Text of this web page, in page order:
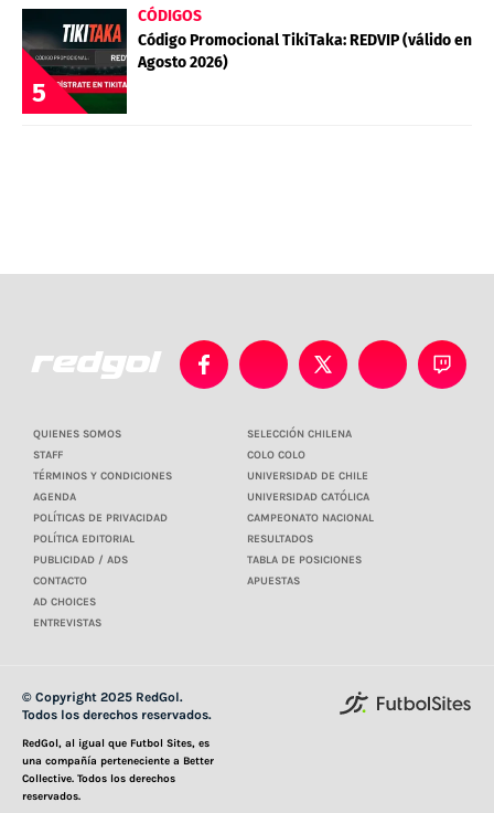
5
CÓDIGOS
Código Promocional TikiTaka: REDVIP (válido en
Agosto 2026)
QUIENES SOMOS
STAFF
TÉRMINOS Y CONDICIONES
AGENDA
POLÍTICAS DE PRIVACIDAD
POLÍTICA EDITORIAL
PUBLICIDAD / ADS
CONTACTO
AD CHOICES
ENTREVISTAS
SELECCIÓN CHILENA
COLO COLO
UNIVERSIDAD DE CHILE
UNIVERSIDAD CATÓLICA
CAMPEONATO NACIONAL
RESULTADOS
TABLA DE POSICIONES
APUESTAS
© Copyright 2025 RedGol.
Todos los derechos reservados.
RedGol, al igual que Futbol Sites, es
una compañía perteneciente a Better
Collective. Todos los derechos
reservados.